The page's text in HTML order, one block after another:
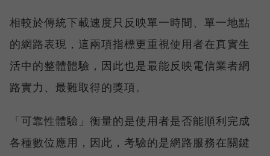
相較於傳統下載速度只反映單一時間、單一地點
的網路表現，這兩項指標更重視使用者在真實生
活中的整體體驗，因此也是最能反映電信業者網
路實力、最難取得的獎項。
「可靠性體驗」衡量的是使用者是否能順利完成
各種數位應用，因此，考驗的是網路服務在關鍵